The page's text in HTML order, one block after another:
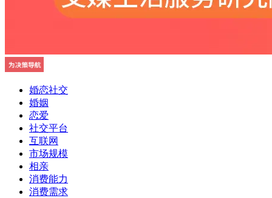
婚恋社交
婚姻
恋爱
社交平台
互联网
市场规模
相亲
消费能力
消费需求